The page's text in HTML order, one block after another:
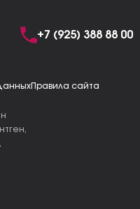
+7 (925) 388 88 00
Правила сайта